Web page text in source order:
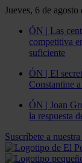
Jueves, 6 de agosto
ÓN | Las
competitiva
suficiente
ÓN | El
Constantine
ÓN | Joan
la respuesta
Suscríbete a